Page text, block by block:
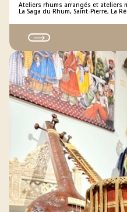
Ateliers rhums arrangés et ateliers
La Saga du Rhum, Saint-Pierre, La